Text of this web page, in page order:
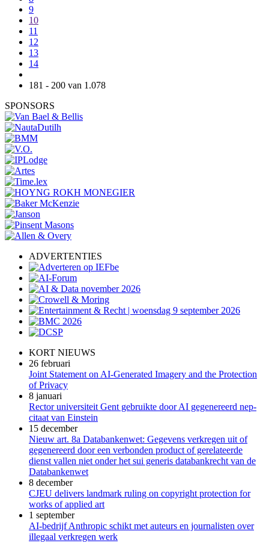
9
10
11
12
13
14
181 - 200 van 1.078
SPONSORS
ADVERTENTIES
KORT NIEUWS
26 februari
Joint Statement on AI-Generated Imagery and the Protection
of Privacy
8 januari
Rector universiteit Gent gebruikte door AI gegenereerd nep-
citaat van Einstein
15 december
Nieuw art. 8a Databankenwet: Gegevens verkregen uit of
gegenereerd door een verbonden product of gerelateerde
dienst vallen niet onder het sui generis databankrecht van de
Databankenwet
8 december
CJEU delivers landmark ruling on copyright protection for
works of applied art
1 september
AI-bedrijf Anthropic schikt met auteurs en journalisten over
illegaal verkregen werk